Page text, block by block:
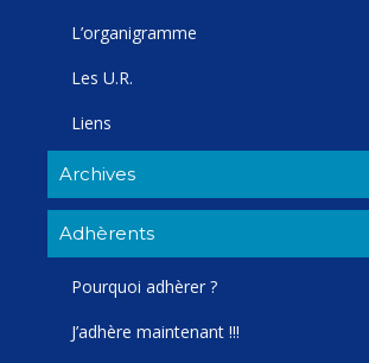
L’organigramme
Les U.R.
Liens
Archives
Adhèrents
Pourquoi adhèrer ?
J’adhère maintenant !!!